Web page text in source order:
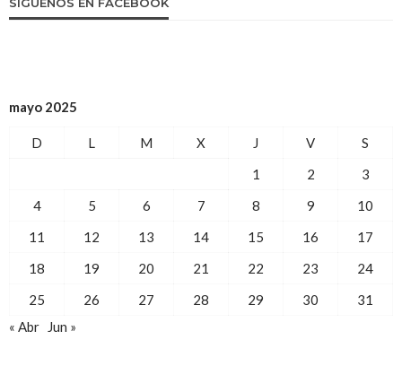
mayo 2025
D L M X J V
S
1
2
3
4
5 6 7 8 9
10
11
12 13 14 15 16
17
18
19 20 21 22 23
24
25
26 27 28 29 30
31
« Abr
Jun »